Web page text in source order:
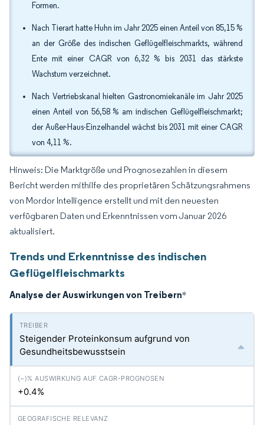
Formen.
Nach Tierart hatte Huhn im Jahr 2025 einen Anteil von 85,15 %
an der Größe des indischen Geflügelfleischmarkts, während
Ente mit einer CAGR von 6,32 % bis 2031 das stärkste
Wachstum verzeichnet.
Nach Vertriebskanal hielten Gastronomiekanäle im Jahr 2025
einen Anteil von 56,58 % am indischen Geflügelfleischmarkt;
der Außer-Haus-Einzelhandel wächst bis 2031 mit einer CAGR
von 4,11 %.
Hinweis: Die Marktgröße und Prognosezahlen in diesem
Bericht werden mithilfe des proprietären Schätzungsrahmens
von Mordor Intelligence erstellt und mit den neuesten
verfügbaren Daten und Erkenntnissen vom Januar 2026
aktualisiert.
Trends und Erkenntnisse des indischen
Geflügelfleischmarkts
Analyse der Auswirkungen von Treibern*
Steigender Proteinkonsum aufgrund von
Gesundheitsbewusstsein
+0.4%